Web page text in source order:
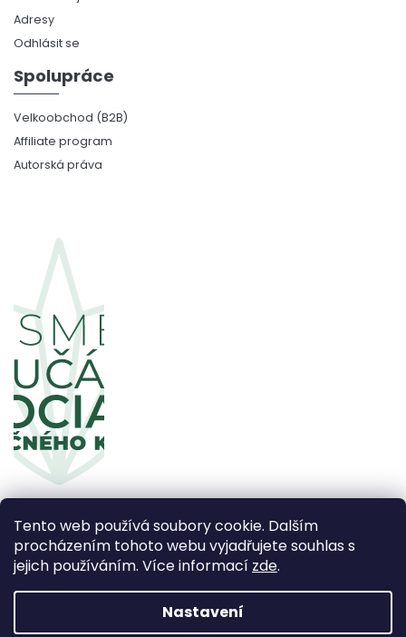
Tento web používá soubory cookie. Dalším
procházením tohoto webu vyjadřujete souhlas s
jejich používáním. Více informací zde.
Nastavení
Adresy
Odhlásit se
Spolupráce
Velkoobchod (B2B)
Affiliate program
Autorská práva